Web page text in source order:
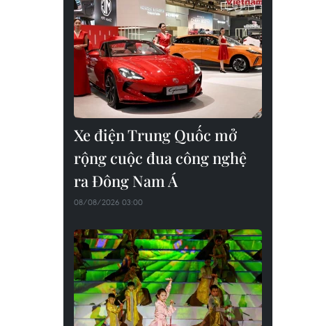
Xe điện Trung Quốc mở
rộng cuộc đua công nghệ
ra Đông Nam Á
08/08/2026 03:00